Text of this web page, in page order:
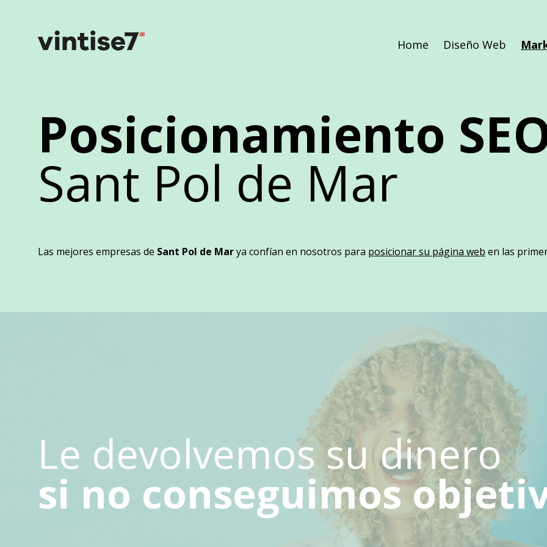
Home Diseño Web
Posicionamiento
Sant Pol de Mar
Las mejores empresas de Sant Pol de Marya confían en nosotros para posicionar su página web en las
Le devolvemos su dinero
si no conseguimos